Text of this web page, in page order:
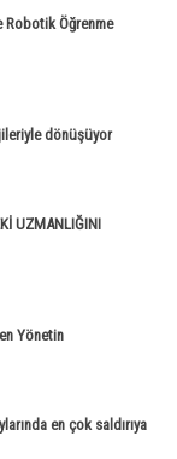
Robotik Öğrenme
dönüşüyor
UZMANLIĞINI
Yönetin
en çok saldırıya